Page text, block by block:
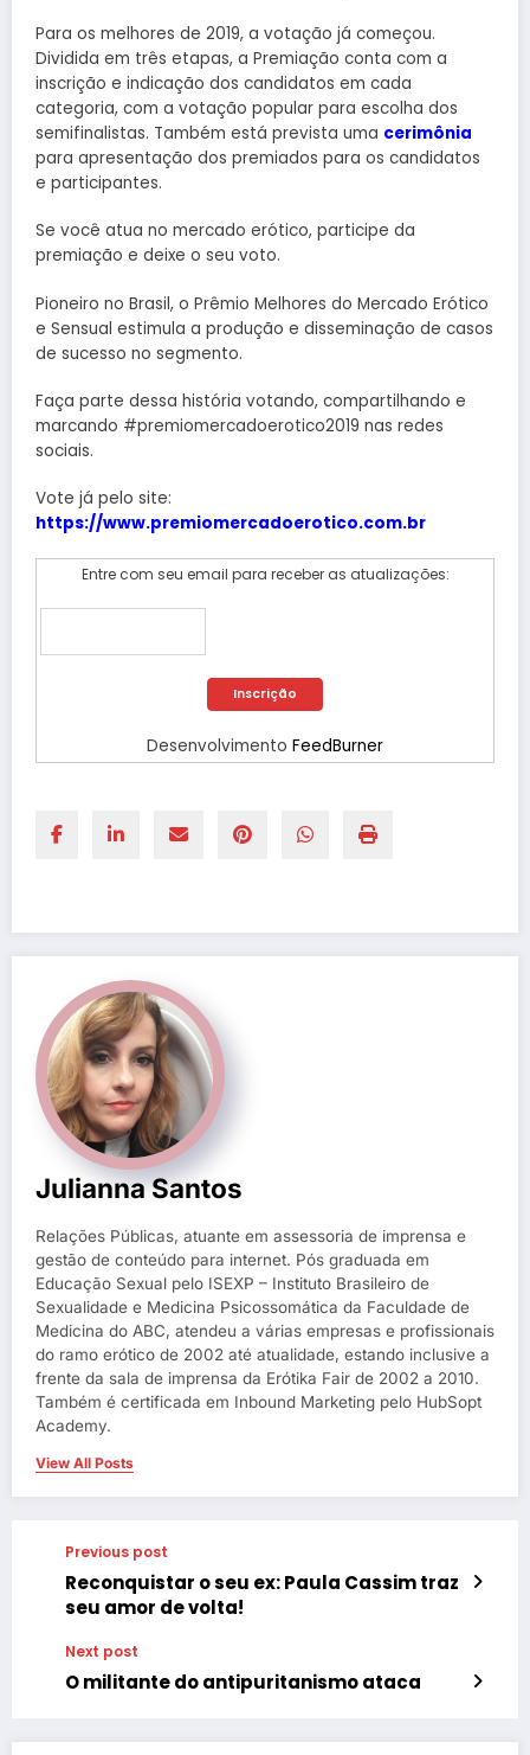
Para os melhores de 2019, a votação já começou.
Dividida em três etapas, a Premiação conta com a
inscrição e indicação dos candidatos em cada
categoria, com a votação popular para escolha dos
semifinalistas. Também está prevista uma cerimônia
para apresentação dos premiados para os candidatos
e participantes.
Se você atua no mercado erótico, participe da
premiação e deixe o seu voto.
Pioneiro no Brasil, o Prêmio Melhores do Mercado Erótico
e Sensual estimula a produção e disseminação de casos
de sucesso no segmento.
Faça parte dessa história votando, compartilhando e
marcando #premiomercadoerotico2019 nas redes
sociais.
Vote já pelo site:
https://www.premiomercadoerotico.com.br
Entre com seu email para receber as atualizações:
Desenvolvimento FeedBurner
Julianna Santos
Relações Públicas, atuante em assessoria de imprensa e
gestão de conteúdo para internet. Pós graduada em
Educação Sexual pelo ISEXP – Instituto Brasileiro de
Sexualidade e Medicina Psicossomática da Faculdade de
Medicina do ABC, atendeu a várias empresas e profissionais
do ramo erótico de 2002 até atualidade, estando inclusive a
frente da sala de imprensa da Erótika Fair de 2002 a 2010.
Também é certificada em Inbound Marketing pelo HubSopt
Academy.
View All Posts
Previous post
Reconquistar o seu ex: Paula Cassim traz
seu amor de volta!
Next post
O militante do antipuritanismo ataca